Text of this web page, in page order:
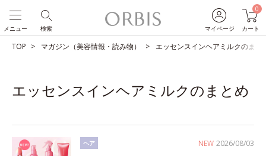
マイページ
0
カート
検索
メニュー
TOP マガジン（美容情報・読み物） エッセンスインヘアミルクのまと
エッセンスインヘアミルクのまとめ
NEW 2026/08/03
ヘア